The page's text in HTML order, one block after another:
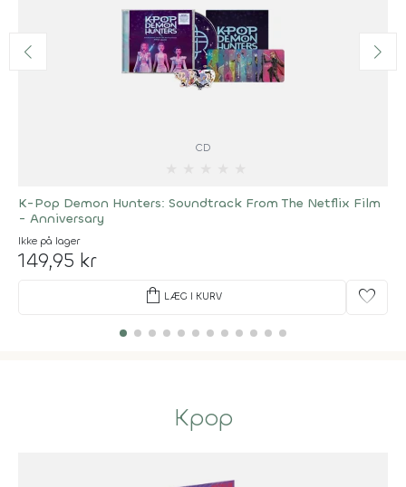
CD
K-Pop Demon Hunters: Soundtrack From The Netflix Film
- Anniversary
Ikke på lager
149,95 kr
shopping_bag LÆG I KURV favorite
Kpop